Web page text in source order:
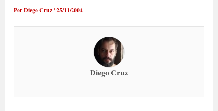
PorDiego Cruz/25/11/2004
Diego Cruz